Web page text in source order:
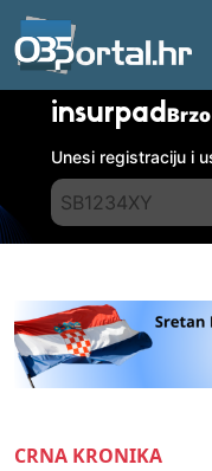
insurpad
Unesi registraciju i
CRNA KRONIKA